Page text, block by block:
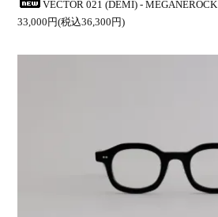
VECTOR 021 (DEMI) - MEGANEROCK
33,000円(税込36,300円)